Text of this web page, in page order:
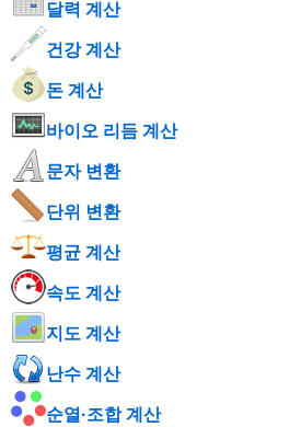
달력 계산
건강 계산
돈 계산
바이오 리듬 계산
문자 변환
단위 변환
평균 계산
속도 계산
지도 계산
난수 계산
순열·조합 계산